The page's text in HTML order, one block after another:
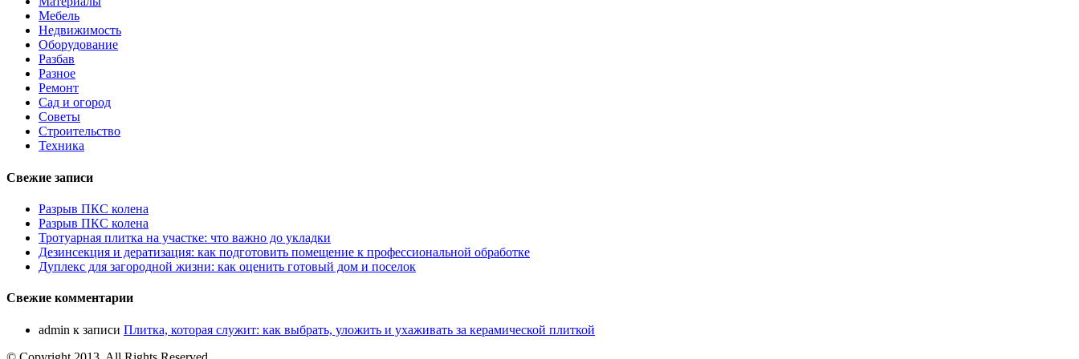
Мебель
Недвижимость
Оборудование
Разбав
Разное
Ремонт
Сад и огород
Советы
Строительство
Техника
Свежие записи
Разрыв ПКС колена
Разрыв ПКС колена
Тротуарная плитка на участке: что важно до укладки
Дезинсекция и дератизация: как подготовить помещение к профессиональной обработке
Дуплекс для загородной жизни: как оценить готовый дом и поселок
Свежие комментарии
admin к записи Плитка, которая служит: как выбрать, уложить и ухаживать за керамической плиткой